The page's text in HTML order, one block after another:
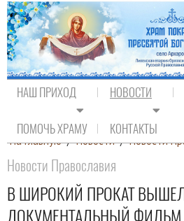
НАШ ПРИХОД НОВОСТИ
ПОМОЧЬ ХРАМУ КОНТАКТЫ
На главную / Новости / Новости
Новости Православия
В ШИРОКИЙ ПРОКАТ
ДОКУМЕНТАЛЬНЫЙ ФИЛЬМ